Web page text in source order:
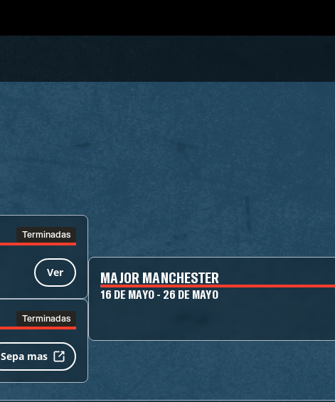
Terminadas
Ver
Terminadas
Sepa mas
MAJOR MANCHESTER
16 DE MAYO - 26 DE MAYO